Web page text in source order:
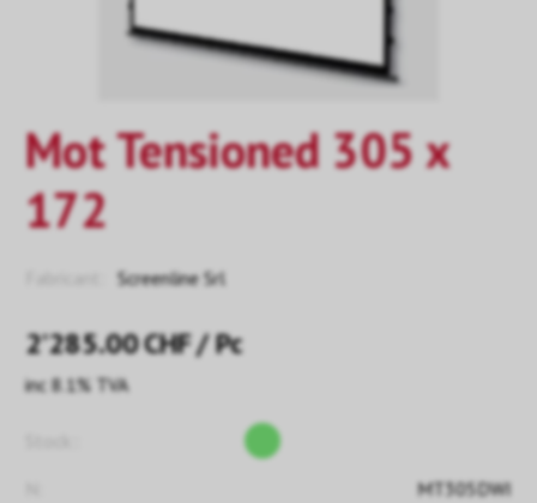
Mot Tensioned 305 x
172
Screenline Srl
2’285.00CHF/ Pc
inc 8.1% TVA
MT305DWI